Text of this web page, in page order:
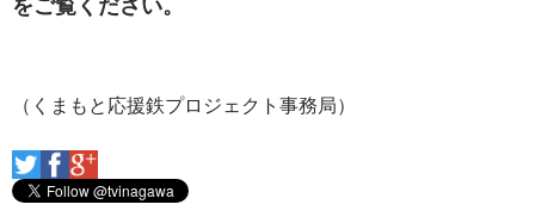
をご覧ください。
（くまもと応援鉄プロジェクト事務局）